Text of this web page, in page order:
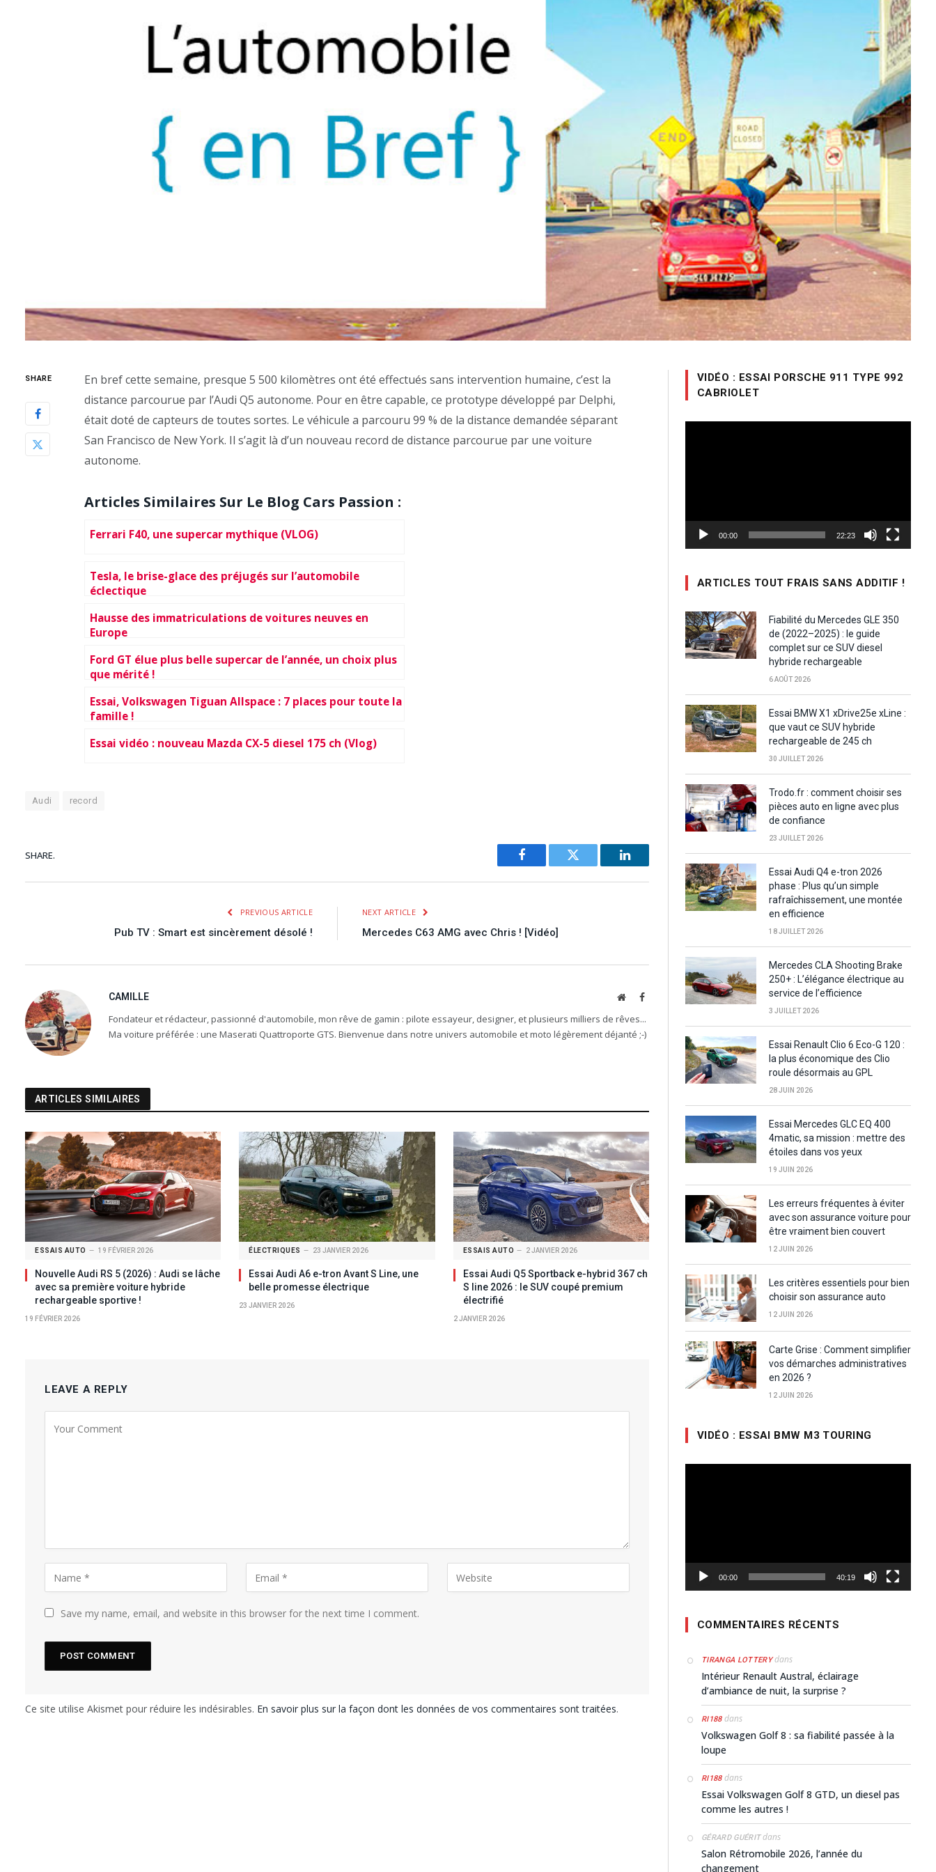
SHARE
En bref cette semaine, presque 5 500 kilomètres ont été effectués sans intervention humaine, c’est la
distance parcourue par l’Audi Q5 autonome. Pour en être capable, ce prototype développé par Delphi,
était doté de capteurs de toutes sortes. Le véhicule a parcouru 99 % de la distance demandée séparant
San Francisco de New York. Il s’agit là d’un nouveau record de distance parcourue par une voiture
autonome.
Articles Similaires Sur Le Blog Cars Passion :
Ferrari F40, une supercar mythique (VLOG)
Tesla, le brise-glace des préjugés sur l’automobile
éclectique
Hausse des immatriculations de voitures neuves en
Europe
Ford GT élue plus belle supercar de l’année, un choix plus
que mérité !
Essai, Volkswagen Tiguan Allspace : 7 places pour toute la
famille !
Essai vidéo : nouveau Mazda CX-5 diesel 175 ch (Vlog)
Audi record
SHARE.
Facebook Twitter LinkedIn
PREVIOUS ARTICLE
Pub TV : Smart est sincèrement désolé !
NEXT ARTICLE
Mercedes C63 AMG avec Chris ! [Vidéo]
CAMILLE WebsiteFacebook
Fondateur et rédacteur, passionné d'automobile, mon rêve de gamin : pilote essayeur, designer, et plusieurs milliers de rêves...
Ma voiture préférée : une Maserati Quattroporte GTS. Bienvenue dans notre univers automobile et moto légèrement déjanté ;-)
ARTICLES SIMILAIRES
ESSAIS AUTO 19 FÉVRIER 2026
Nouvelle Audi RS 5 (2026) : Audi se lâche
avec sa première voiture hybride
rechargeable sportive !
19 FÉVRIER 2026
ÉLECTRIQUES 23 JANVIER 2026
Essai Audi A6 e-tron Avant S Line, une
belle promesse électrique
23 JANVIER 2026
ESSAIS AUTO 2 JANVIER 2026
Essai Audi Q5 Sportback e-hybrid 367 ch
S line 2026 : le SUV coupé premium
électrifié
2 JANVIER 2026
LEAVE A REPLY
Save my name, email, and website in this browser for the next time I comment.
Ce site utilise Akismet pour réduire les indésirables. En savoir plus sur la façon dont les données de vos commentaires sont traitées.
VIDÉO : ESSAI PORSCHE 911 TYPE 992
CABRIOLET
00:00 22:23
ARTICLES TOUT FRAIS SANS ADDITIF !
Fiabilité du Mercedes GLE 350
de (2022–2025) : le guide
complet sur ce SUV diesel
hybride rechargeable
6 AOÛT 2026
Essai BMW X1 xDrive25e xLine :
que vaut ce SUV hybride
rechargeable de 245 ch
30 JUILLET 2026
Trodo.fr : comment choisir ses
pièces auto en ligne avec plus
de confiance
23 JUILLET 2026
Essai Audi Q4 e-tron 2026
phase : Plus qu’un simple
rafraîchissement, une montée
en efficience
18 JUILLET 2026
Mercedes CLA Shooting Brake
250+ : L’élégance électrique au
service de l’efficience
3 JUILLET 2026
Essai Renault Clio 6 Eco-G 120 :
la plus économique des Clio
roule désormais au GPL
28 JUIN 2026
Essai Mercedes GLC EQ 400
4matic, sa mission : mettre des
étoiles dans vos yeux
19 JUIN 2026
Les erreurs fréquentes à éviter
avec son assurance voiture pour
être vraiment bien couvert
12 JUIN 2026
Les critères essentiels pour bien
choisir son assurance auto
12 JUIN 2026
Carte Grise : Comment simplifier
vos démarches administratives
en 2026 ?
12 JUIN 2026
VIDÉO : ESSAI BMW M3 TOURING
00:00 40:19
COMMENTAIRES RÉCENTS
TIRANGA LOTTERYdans
Intérieur Renault Austral, éclairage
d’ambiance de nuit, la surprise ?
RI188dans
Volkswagen Golf 8 : sa fiabilité passée à la
loupe
RI188dans
Essai Volkswagen Golf 8 GTD, un diesel pas
comme les autres !
GÉRARD GUÉRITdans
Salon Rétromobile 2026, l’année du
changement